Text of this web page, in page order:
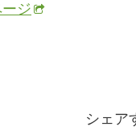
ジ
シェア